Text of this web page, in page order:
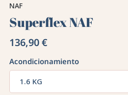
NAF
Superflex NAF
136,90 €
Acondicionamiento
1.6 KG